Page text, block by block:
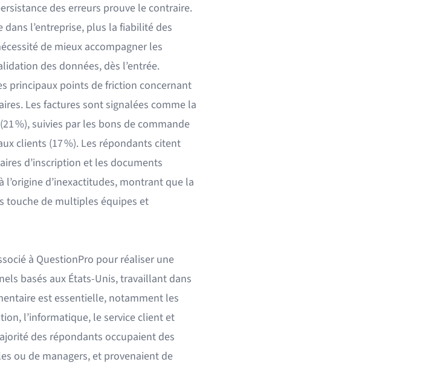
des erreurs prouve le contraire.
dans l’entreprise, plus la fiabilité des
de mieux accompagner les
des données, dès l’entrée.
principaux points de friction concernant
Les factures sont signalées comme la
%), suivies par les bons de commande
clients (17 %). Les répondants citent
d’inscription et les documents
d’inexactitudes, montrant que la
touche de multiples équipes et
à QuestionPro pour réaliser une
basés aux États-Unis, travaillant dans
est essentielle, notamment les
l’informatique, le service client et
des répondants occupaient des
ou de managers, et provenaient de